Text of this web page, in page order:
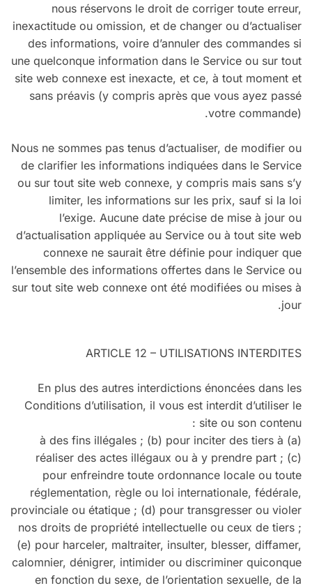
nous réservons le droit de corriger toute erreur,
inexactitude ou omission, et de changer ou d’actualiser
des informations, voire d’annuler des commandes si
une quelconque information dans le Service ou sur tout
site web connexe est inexacte, et ce, à tout moment et
sans préavis (y compris après que vous ayez passé
votre commande).
Nous ne sommes pas tenus d’actualiser, de modifier ou
de clarifier les informations indiquées dans le Service
ou sur tout site web connexe, y compris mais sans s’y
limiter, les informations sur les prix, sauf si la loi
l’exige. Aucune date précise de mise à jour ou
d’actualisation appliquée au Service ou à tout site web
connexe ne saurait être définie pour indiquer que
l’ensemble des informations offertes dans le Service ou
sur tout site web connexe ont été modifiées ou mises à
jour.
ARTICLE 12 – UTILISATIONS INTERDITES
En plus des autres interdictions énoncées dans les
Conditions d’utilisation, il vous est interdit d’utiliser le
site ou son contenu :
(a) à des fins illégales ; (b) pour inciter des tiers à
réaliser des actes illégaux ou à y prendre part ; (c)
pour enfreindre toute ordonnance locale ou toute
réglementation, règle ou loi internationale, fédérale,
provinciale ou étatique ; (d) pour transgresser ou violer
nos droits de propriété intellectuelle ou ceux de tiers ;
(e) pour harceler, maltraiter, insulter, blesser, diffamer,
calomnier, dénigrer, intimider ou discriminer quiconque
en fonction du sexe, de l’orientation sexuelle, de la